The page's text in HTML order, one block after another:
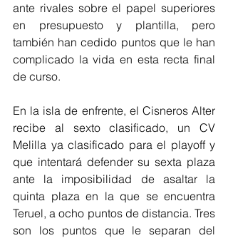
ante rivales sobre el papel superiores
en presupuesto y plantilla, pero
también han cedido puntos que le han
complicado la vida en esta recta final
de curso.
En la isla de enfrente, el Cisneros Alter
recibe al sexto clasificado, un CV
Melilla ya clasificado para el playoff y
que intentará defender su sexta plaza
ante la imposibilidad de asaltar la
quinta plaza en la que se encuentra
Teruel, a ocho puntos de distancia. Tres
son los puntos que le separan del